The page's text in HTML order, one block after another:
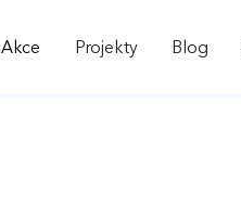
Akce Projekty Blog